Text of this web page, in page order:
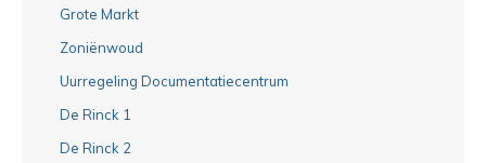
Grote Markt
Zoniënwoud
Uurregeling Documentatiecentrum
De Rinck 1
De Rinck 2